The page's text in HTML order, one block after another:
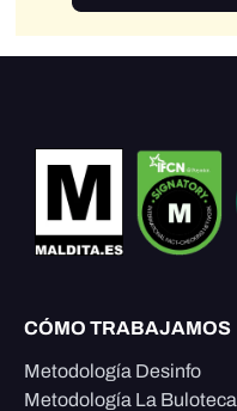
CÓMO TRABAJAMOS
Metodología Desinfo
Metodología La Buloteca